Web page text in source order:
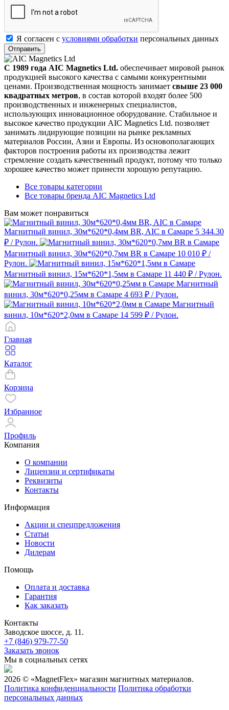
Я согласен с условиями обработки персональных данных
Отправить
С 1989 года AIC Magnetics Ltd. обеспечивает мировой рынок
продукцией высокого качества с самыми конкурентными
ценами. Производственная мощность занимает свыше 23 000
квадратных метров, в состав которой входят более 500
производственных и инженерных специалистов,
использующих инновационное оборудование. Стабильное и
высокое качество продукции AIC Magnetics Ltd. позволяет
занимать лидирующие позиции на рынке рекламных
материалов России, Азии и Европы. Из основополагающих
факторов построения работы их производства лежит
стремление создать качественный продукт, потому что только
хорошее качество может принести хорошую репутацию.
Все товары категории
Все товары бренда AIC Magnetics Ltd
Вам может понравиться
Магнитный винил, 30м*620*0,4мм BR, AIC в Самаре 5 344.30
₽ / Рулон.
Магнитный винил, 30м*620*0,7мм BR в Самаре 10 010 ₽ /
Рулон.
Магнитный винил, 15м*620*1,5мм в Самаре 11 440 ₽ / Рулон.
Магнитный
винил, 30м*620*0,25мм в Самаре 4 693 ₽ / Рулон.
Магнитный
винил, 10м*620*2,0мм в Самаре 14 599 ₽ / Рулон.
Главная
Каталог
Корзина
Избранное
Профиль
Компания
О компании
Лицензии и сертификаты
Реквизиты
Контакты
Информация
Акции и спецпредложения
Статьи
Новости
Дилерам
Помощь
Оплата и доставка
Гарантия
Как заказать
Контакты
Заводское шоссе, д. 11.
+7 (846) 979-77-50
Заказать звонок
Мы в социальных сетях
2026 © «MagnetFlex» магазин магнитных материалов.
Политика конфиденциальности Политика обработки
персональных данных